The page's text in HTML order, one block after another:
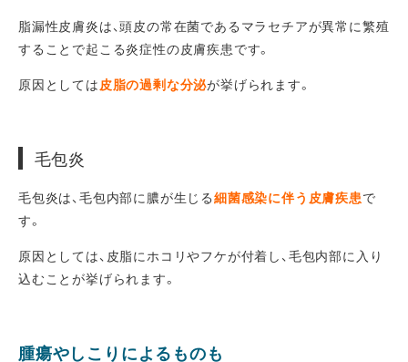
脂漏性皮膚炎は、頭皮の常在菌であるマラセチアが異常に繁殖
することで起こる炎症性の皮膚疾患です。
原因としては 皮脂の過剰な分泌が挙げられます。
毛包炎
毛包炎は、毛包内部に膿が生じる細菌感染に伴う皮膚疾患で
す。
原因としては、皮脂にホコリやフケが付着し、毛包内部に入り
込むことが挙げられます。
腫瘍やしこりによるものも